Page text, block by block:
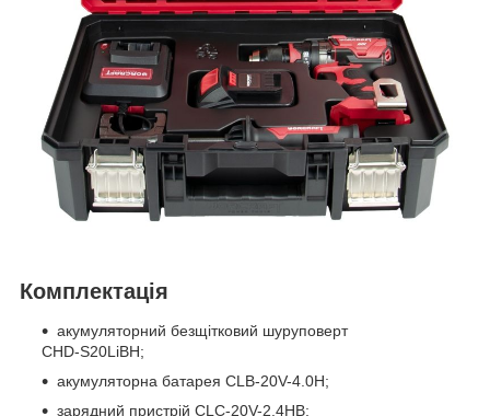
Комплектація
акумуляторний безщітковий шуруповерт
CHD‑S20LiBH;
акумуляторна батарея CLB-20V-4.0H;
зарядний пристрій CLC-20V-2.4HB;